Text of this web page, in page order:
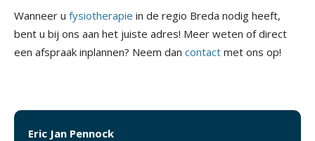
Wanneer u fysiotherapie in de regio Breda nodig heeft,
bent u bij ons aan het juiste adres! Meer weten of direct
een afspraak inplannen? Neem dan contact met ons op!
Eric Jan Pennock